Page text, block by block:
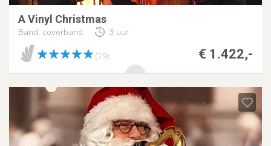
A Vinyl Christmas
Band, coverband 3 uur
€ 1.422,-
(29)